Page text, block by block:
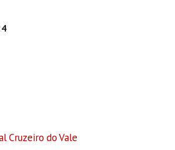
Cruzeiro do Vale